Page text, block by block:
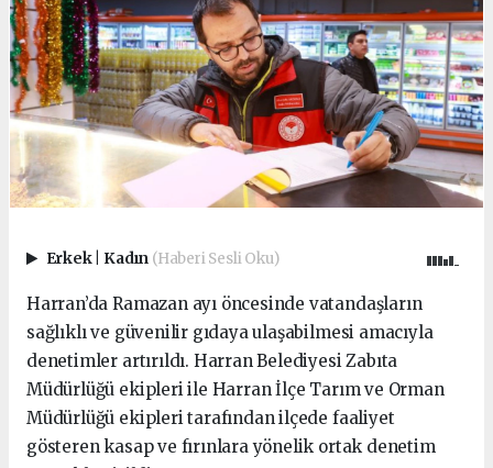
Erkek Kadın (Haberi Sesli Oku)
Harran’da Ramazan ayı öncesinde vatandaşların
sağlıklı ve güvenilir gıdaya ulaşabilmesi amacıyla
denetimler artırıldı. Harran Belediyesi Zabıta
Müdürlüğü ekipleri ile Harran İlçe Tarım ve Orman
Müdürlüğü ekipleri tarafından ilçede faaliyet
gösteren kasap ve fırınlara yönelik ortak denetim